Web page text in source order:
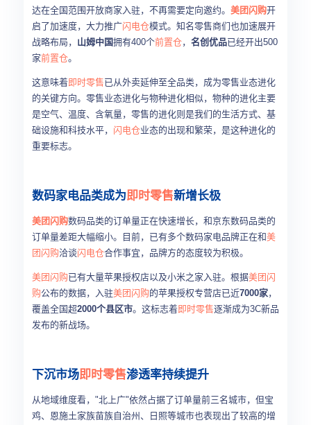
达在全国范围开放商家入驻，不再需要定向邀约。 美团闪购开
启了加速度，大力推广闪电仓模式。知名零售商们也加速展开
战略布局， 山姆中国拥有400个前置仓， 名创优品已经开出500
家前置仓。
这意味着 即时零售已从外卖延伸至全品类，成为零售业态进化
的关键方向。零售业态进化与物种进化相似，物种的进化主要
是空气、温度、含氧量，零售的进化则是我们的生活方式、基
础设施和科技水平， 闪电仓业态的出现和繁荣，是这种进化的
重要标志。
数码家电品类成为即时零售新增长极
美团闪购数码品类的订单量正在快速增长，和京东数码品类的
订单量差距大幅缩小。目前，已有多个数码家电品牌正在和美
团闪购洽谈闪电仓合作事宜，品牌方的态度较为积极。
美团闪购已有大量苹果授权店以及小米之家入驻。根据美团闪
购公布的数据，入驻美团闪购的苹果授权专营店已近7000家，
覆盖全国超2000个县区市。这标志着 即时零售逐渐成为3C新品
发布的新战场。
下沉市场即时零售渗透率持续提升
从地域维度看，"北上广"依然占据了订单量前三名城市，但宝
鸡、恩施土家族苗族自治州、日照等城市也表现出了较高的增